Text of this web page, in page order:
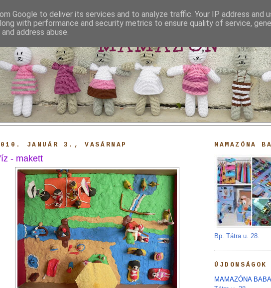
MAMAZON
JANUÁR 3., VASÁRNAP
- makett
MAMAZÓNA
Bp. Tátra u. 28.
ÚJDONSÁGOK
MAMAZÓNA
Google to deliver its services and to analyze traffic. Your IP address and
with performance and security metrics to ensure quality of service,
address abuse.